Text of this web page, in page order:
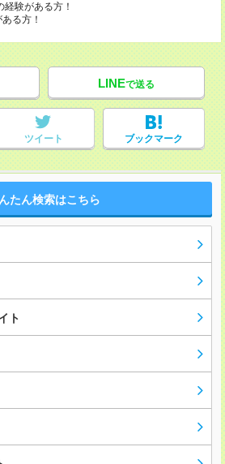
験がある方！
る方！
LINEで送る
ツイート ブックマーク
たん検索はこちら
ト